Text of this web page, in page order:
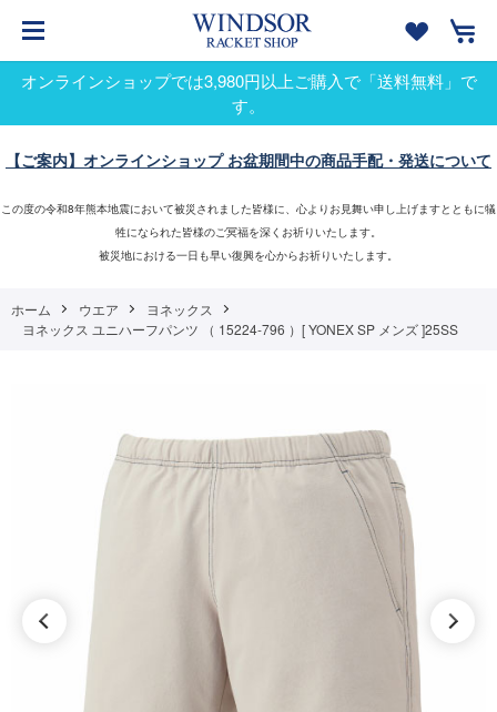
オンラインショップでは3,980円以上ご購入で「送料無料」で
す。
【ご案内】オンラインショップ お盆期間中の商品手配・発送について
この度の令和8年熊本地震において被災されました皆様に、心よりお見舞い申し上げますとともに犠
牲になられた皆様のご冥福を深くお祈りいたします。
被災地における一日も早い復興を心からお祈りいたします。
ホーム ウエア
ヨネックス
ヨネックス ユニハーフパンツ （ 15224-796 ）[ YONEX SP メンズ ]25SS